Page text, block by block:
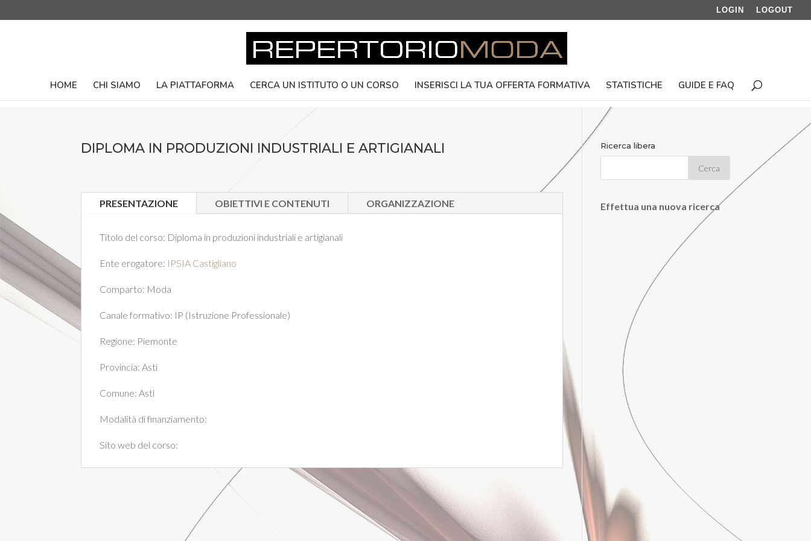
LOGIN LOGOUT
HOME CHI SIAMO LA PIATTAFORMA CERCA UN ISTITUTO O UN CORSO INSERISCI LA TUA OFFERTA FORMATIVA STATISTICHE GUIDE E FAQ
DIPLOMA IN PRODUZIONI INDUSTRIALI E ARTIGIANALI
PRESENTAZIONE OBIETTIVI E CONTENUTI ORGANIZZAZIONE
Titolo del corso: Diploma in produzioni industriali e artigianali
Ente erogatore: IPSIA Castigliano
Comparto: Moda
Canale formativo: IP (Istruzione Professionale)
Regione: Piemonte
Provincia:Asti
Comune:Asti
Modalità di finanziamento:
Sito web del corso:
Ricerca libera
Effettua una nuova ricerca